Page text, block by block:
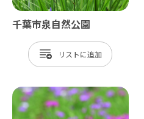
千葉市泉自然公園
リスト